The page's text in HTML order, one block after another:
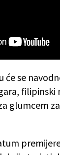
će se
filipinski
glumcem